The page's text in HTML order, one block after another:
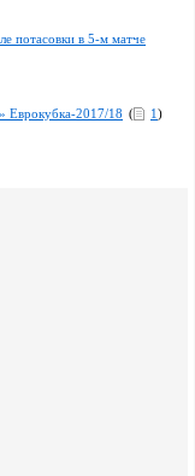
потасовки в 5-м матче
Еврокубка-2017/18 ( 1)